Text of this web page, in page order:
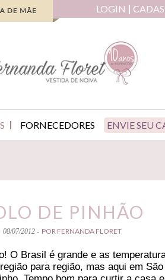
LOGIN
FORNECEDORES ENVIE SEU
DE PINHÃO
08/07/2012 - POR FERNANDA FLORET
O Brasil é grande e as
para região, mas aqui em